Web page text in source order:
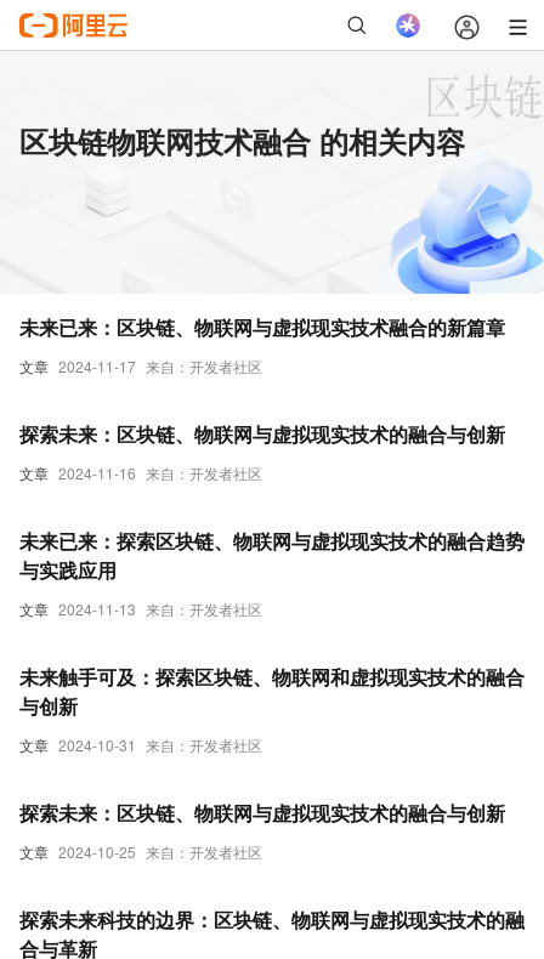
区块链物联网技术融合 的相关内容
文章 2024-11-17 来自：开发者社区
未来已来：区块链、物联网与虚拟现实技术融合的新篇章
文章 2024-11-16 来自：开发者社区
探索未来：区块链、物联网与虚拟现实技术的融合与创新
文章 2024-11-13 来自：开发者社区
未来已来：探索区块链、物联网与虚拟现实技术的融合趋势
与实践应用
文章 2024-10-31 来自：开发者社区
未来触手可及：探索区块链、物联网和虚拟现实技术的融合
与创新
文章 2024-10-25 来自：开发者社区
探索未来：区块链、物联网与虚拟现实技术的融合与创新
探索未来科技的边界：区块链、物联网与虚拟现实技术的融
合与革新